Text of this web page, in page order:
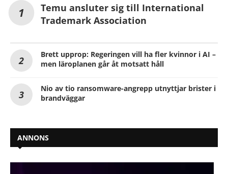
Temu ansluter sig till International
Trademark Association
Brett upprop: Regeringen vill ha fler kvinnor i AI –
men läroplanen går åt motsatt håll
Nio av tio ransomware-angrepp utnyttjar brister i
brandväggar
ANNONS